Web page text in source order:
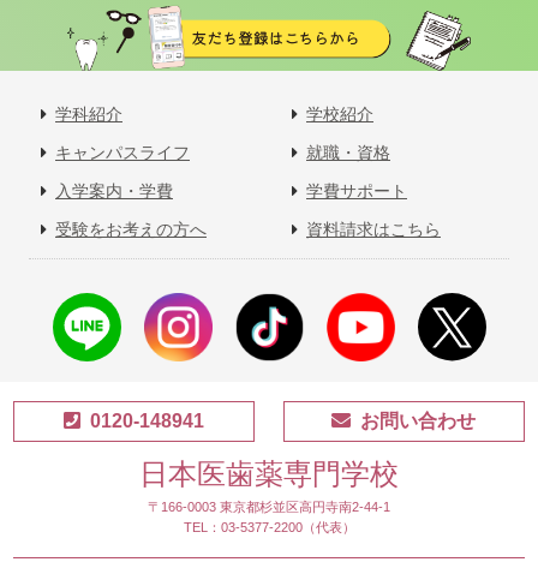
学科紹介
学校紹介
キャンパスライフ
就職・資格
入学案内・学費
学費サポート
受験をお考えの方へ
資料請求はこちら
日本医歯薬専門学校
0120-148941 お問い合わせ
〒166-0003 東京都杉並区高円寺南2-44-1
TEL：03-5377-2200（代表）